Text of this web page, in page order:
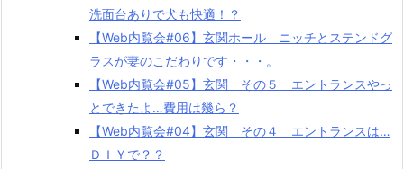
洗面台ありで犬も快適！？
【Web内覧会#06】玄関ホール ニッチとステンドグ
ラスが妻のこだわりです・・・。
【Web内覧会#05】玄関 その５ エントランスやっ
とできたよ…費用は幾ら？
【Web内覧会#04】玄関 その４ エントランスは…
ＤＩＹで？？